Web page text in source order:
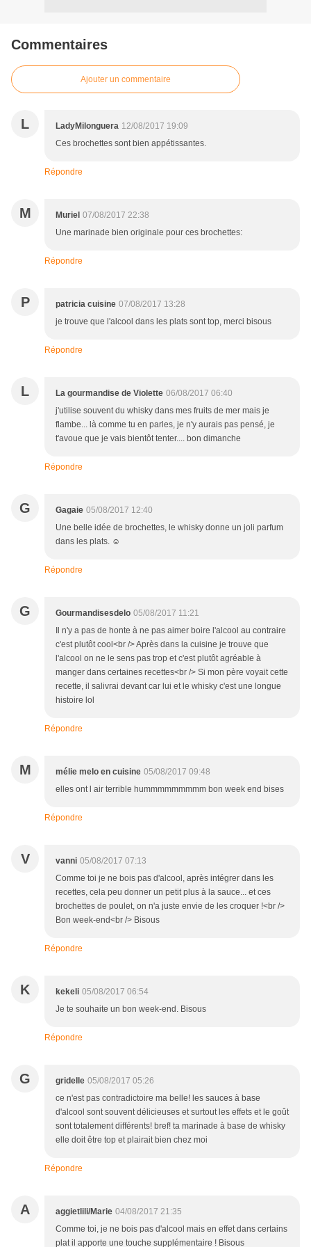
Commentaires
Ajouter un commentaire
L LadyMilonguera 12/08/2017 19:09
Ces brochettes sont bien appétissantes.
Répondre
M Muriel 07/08/2017 22:38
Une marinade bien originale pour ces brochettes:
Répondre
P patricia cuisine 07/08/2017 13:28
je trouve que l'alcool dans les plats sont top, merci bisous
Répondre
L La gourmandise de Violette 06/08/2017 06:40
j'utilise souvent du whisky dans mes fruits de mer mais je
flambe... là comme tu en parles, je n'y aurais pas pensé, je
t'avoue que je vais bientôt tenter.... bon dimanche
Répondre
G Gagaie 05/08/2017 12:40
Une belle idée de brochettes, le whisky donne un joli parfum
dans les plats. ☺
Répondre
G Gourmandisesdelo 05/08/2017 11:21
Il n'y a pas de honte à ne pas aimer boire l'alcool au contraire
c'est plutôt cool<br /> Après dans la cuisine je trouve que
l'alcool on ne le sens pas trop et c'est plutôt agréable à
manger dans certaines recettes<br /> Si mon père voyait cette
recette, il salivrai devant car lui et le whisky c'est une longue
histoire lol
Répondre
M mélie melo en cuisine 05/08/2017 09:48
elles ont l air terrible hummmmmmmmm bon week end bises
Répondre
V vanni 05/08/2017 07:13
Comme toi je ne bois pas d'alcool, après intégrer dans les
recettes, cela peu donner un petit plus à la sauce... et ces
brochettes de poulet, on n'a juste envie de les croquer !<br />
Bon week-end<br /> Bisous
Répondre
K kekeli 05/08/2017 06:54
Je te souhaite un bon week-end. Bisous
Répondre
G gridelle 05/08/2017 05:26
ce n'est pas contradictoire ma belle! les sauces à base
d'alcool sont souvent délicieuses et surtout les effets et le goût
sont totalement différents! bref! ta marinade à base de whisky
elle doit être top et plairait bien chez moi
Répondre
A aggietlili/Marie 04/08/2017 21:35
Comme toi, je ne bois pas d'alcool mais en effet dans certains
plat il apporte une touche supplémentaire ! Bisous